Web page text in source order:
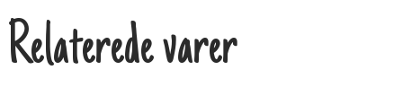
Relaterede varer